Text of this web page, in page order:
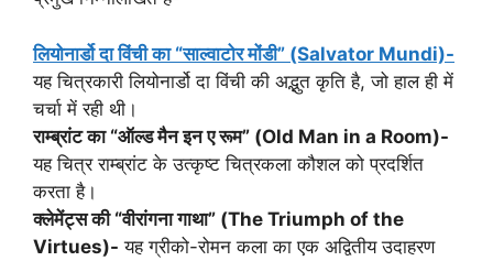
लियोनार्डो दा विंची का “साल्वाटोर मोंडी” (Salvator Mundi)-
यह चित्रकारी लियोनार्डो दा विंची की अद्भुत कृति है, जो हाल ही में
चर्चा में रही थी।
राम्ब्रांट का “ऑल्ड मैन इन ए रूम” (Old Man in a Room)-
यह चित्र राम्ब्रांट के उत्कृष्ट चित्रकला कौशल को प्रदर्शित
करता है।
क्लेमेंट्स की “वीरांगना गाथा” (The Triumph of the
Virtues)- यह ग्रीको-रोमन कला का एक अद्वितीय उदाहरण